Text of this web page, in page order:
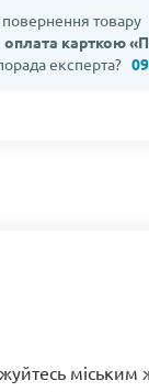
повернення товару
оплата карткою
експерта?